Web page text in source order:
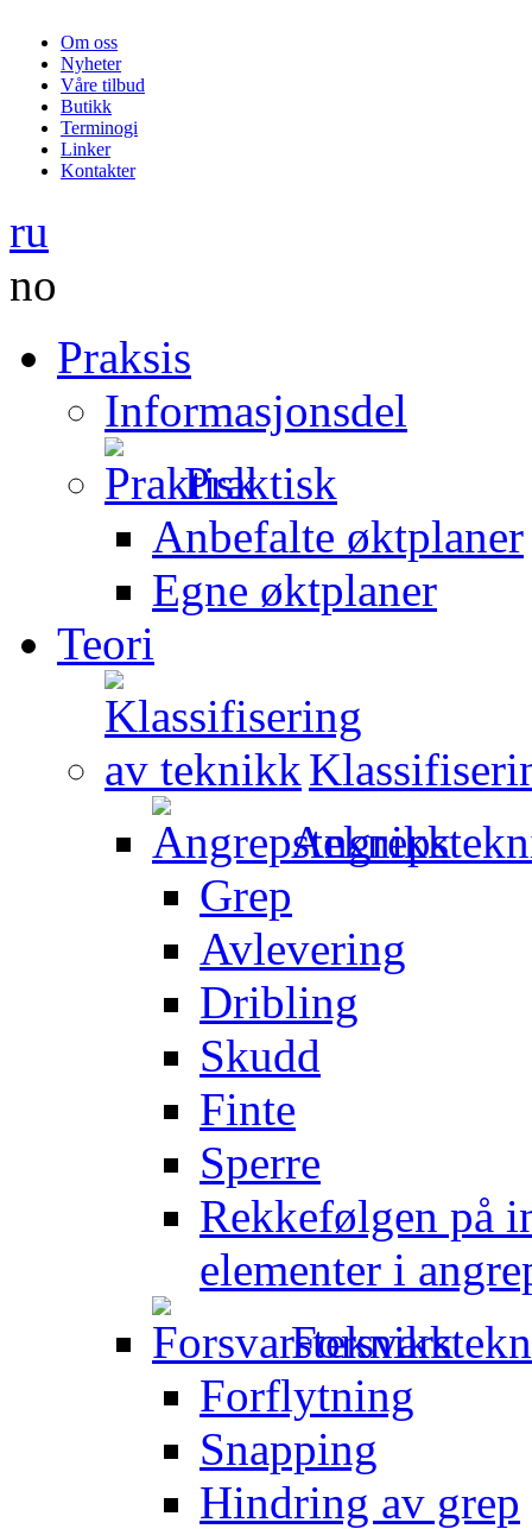
Om oss
Nyheter
Våre tilbud
Butikk
Terminogi
Linker
Kontakter
ru
no
Praksis
Informasjonsdel
Praktisk
Anbefalte øktplaner
Egne øktplaner
Teori
Grep
Avlevering
Dribling
Skudd
Finte
Sperre
Rekkefølgen på
elementer i
Forflytning
Snapping
Hindring av grep